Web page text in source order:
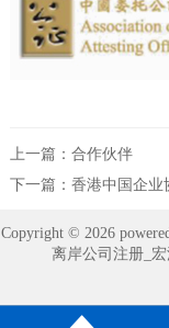
上一篇： 合作伙伴
下一篇： 香港中国企业
Copyright © 2026
离岸公司注册_